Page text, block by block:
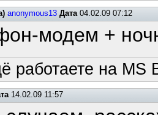
anonymous13 Дата04.02.09 07:12
модем +
работаете на MS
14.02.09 11:57